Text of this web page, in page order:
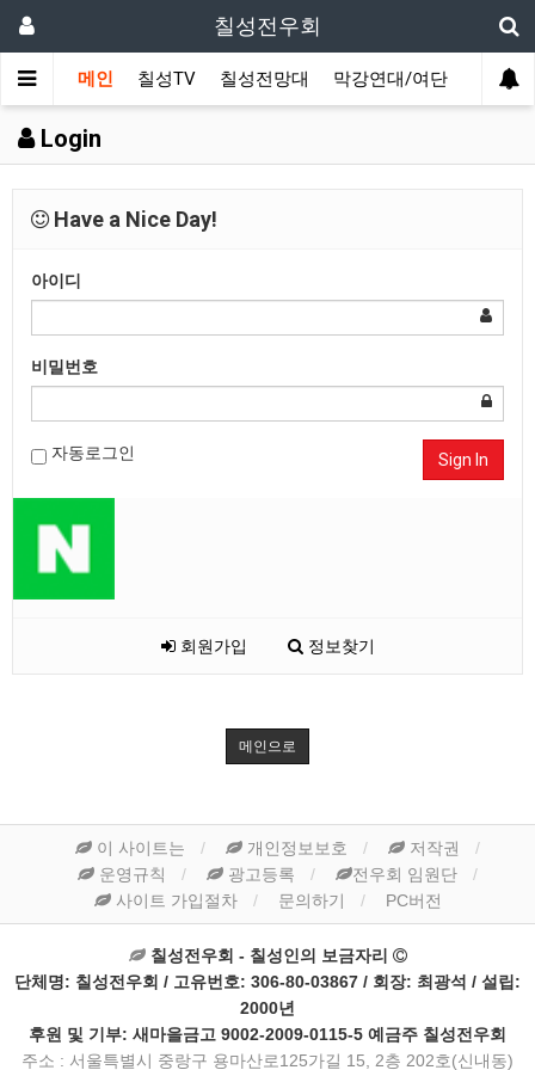
칠성전우회
메인 칠성TV 칠성전망대 막강연대/여단 사단
Login
Have a Nice Day!
아이디
비밀번호
자동로그인 Sign In
회원가입 정보찾기
메인으로
이 사이트는 개인정보보호
저작권
운영규칙
광고등록
전우회 임원단
사이트 가입절차
문의하기 PC버전
칠성전우회 - 칠성인의 보금자리
단체명: 칠성전우회 / 고유번호: 306-80-03867 / 회장: 최광석 / 설립:
2000년
후원 및 기부: 새마을금고 9002-2009-0115-5 예금주 칠성전우회
주소 : 서울특별시 중랑구 용마산로125가길 15, 2층 202호(신내동)